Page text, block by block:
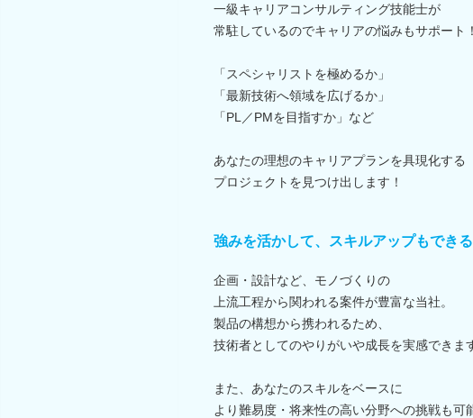
一級キャリアコンサルティング技能士が
常駐しているのでキャリアの悩みもサポート！
「スペシャリストを極めるか」
「最新技術へ領域を広げるか」
「PL／PMを目指すか」など
あなたの理想のキャリアプランを具現化する
プロジェクトを見つけ出します！
強みを活かして、スキルアップもできる
企画・設計など、モノづくりの
上流工程から関われる案件が豊富な当社。
製品の構想から携われるため、
技術者としてのやりがいや成長を実感できま
また、あなたのスキルをベースに
より難易度・将来性の高い分野への挑戦も可